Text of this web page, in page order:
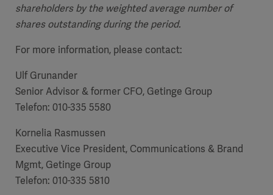
shareholders by the weighted average number of
shares outstanding during the period.
For more information, please contact:
Ulf Grunander
Senior Advisor & former CFO, Getinge Group
Telefon: 010-335 5580
Kornelia Rasmussen
Executive Vice President, Communications & Brand
Mgmt, Getinge Group
Telefon: 010-335 5810